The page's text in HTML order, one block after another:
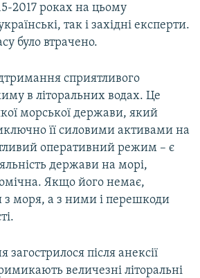
2017 роках на цьому
так і західні експерти.
було втрачено.
сприятливого
в літоральних водах. Це
морської держави, який
її силовими активами на
оперативний режим – є
держави на морі,
Якщо його немає,
з моря, а з ними і перешкоди
після анексії
величезні літоральні